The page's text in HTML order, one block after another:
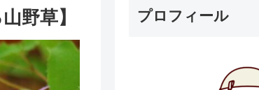
野草】 プロフィール